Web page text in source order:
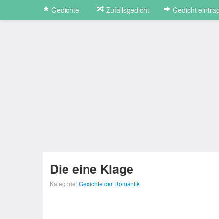
Gedichte Zufallsgedicht Gedicht
Die eine Klage
Kategorie:Gedichte der Romantik